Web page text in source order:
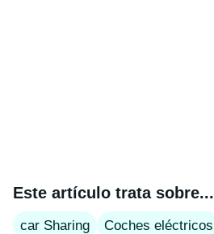
Este artículo trata sobre...
car Sharing Coches eléctricos